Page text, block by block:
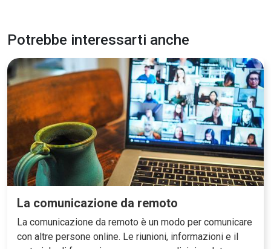
Potrebbe interessarti anche
La comunicazione da remoto
La comunicazione da remoto è un modo per comunicare
con altre persone online. Le riunioni, informazioni e il